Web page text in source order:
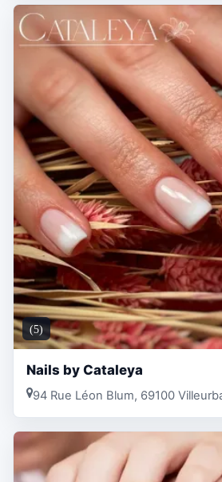
(5)
Nails by Cataleya
94 Rue Léon Blum, 69100